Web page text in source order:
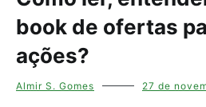
book de ofertas
ações?
Almir S. Gomes 27 de